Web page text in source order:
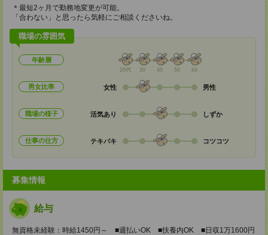
＊最短2ヶ月で勤務地変更が可能。
「合わない」と思ったら気軽にご相談くださいね。
職場の雰囲気
年齢層
20代 30 40 50 60
男女比率 女性 男性
職場の様子 活気あり しずか
仕事の仕方 テキパキ コツコツ
募集情報
給与
無資格未経験：時給1450円～ ■週払いOK ■扶養内OK ■日収1万1600円